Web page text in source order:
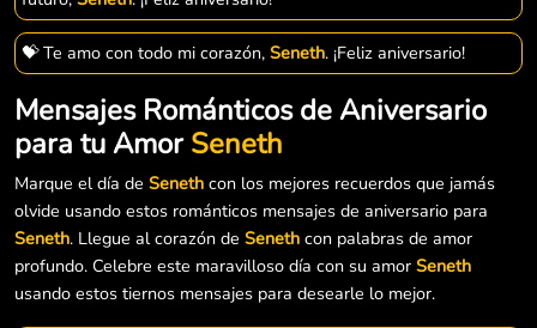
💝 Te amo con todo mi corazón, Seneth. ¡Feliz aniversario!
Mensajes Románticos de Aniversario
para tu AmorSeneth
Marque el día de Seneth con los mejores recuerdos que jamás
olvide usando estos románticos mensajes de aniversario para
Seneth. Llegue al corazón de Seneth con palabras de amor
profundo. Celebre este maravilloso día con su amor Seneth
usando estos tiernos mensajes para desearle lo mejor.